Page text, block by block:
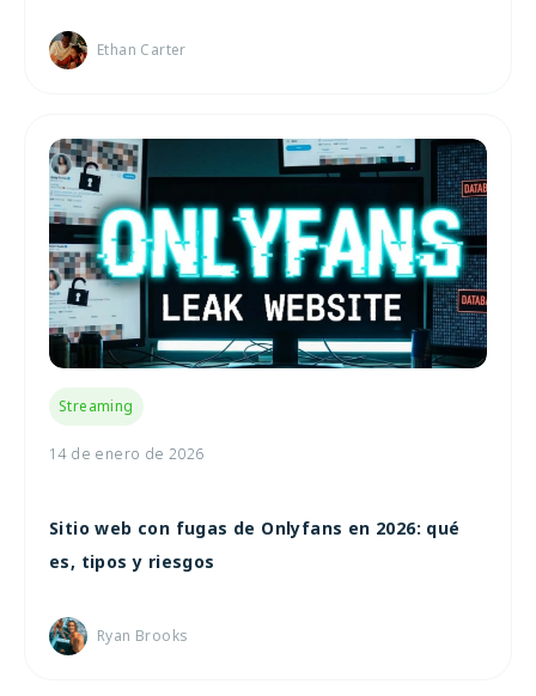
Ethan Carter
Streaming
14 de enero de 2026
Sitio web con fugas de Onlyfans en 2026: qué
es, tipos y riesgos
Ryan Brooks